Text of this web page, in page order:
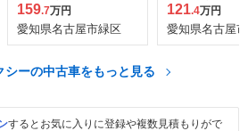
159.7万円
愛知県名古屋市緑区
121.4万円
愛知県名古屋
シーの中古車をもっと見る
するとお気に入りに登録や複数見積もりがで